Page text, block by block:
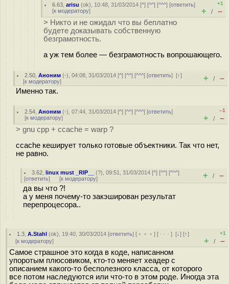
6.63 ,arisu (ok), 10:48, 31/03/2014 [^] [^^] [^^^] [ответить]
[к модератору]
+1
+ / –
> Никто и не ожидал что вы беплатно
будете доказывать собственную
безграмотность.
а уж тем более — безграмотность вопрошающего.
2.50 ,Аноним (-), 04:08, 31/03/2014 [^] [^^] [^^^] [ответить][↑]
[к модератору] + / –
Именно так.
2.54 ,Аноним (-), 07:44, 31/03/2014 [^] [^^] [^^^] [ответить]
[к модератору]
–1
+ / –
> gnu cpp + ccache = warp ?
ccache кеширует только готовые объектники. Так что нет,
не равно.
3.62 ,linux must _RIP__ (?), 09:51, 31/03/2014 [^] [^^] [^^^]
[ответить] [к модератору] + / –
да вы что ?!
а у меня почему-то закэширован результат
перепроцесора..
1.3 ,A.Stahl (ok), 19:40, 30/03/2014 [ответить] [ ﹢﹢﹢] [ · · ·][↓] [↑]
[к модератору]
+1
+ / –
Самое страшное это когда в коде, написанном
упоротым плюсовиком, кто-то меняет хеадер с
описанием какого-то бесполезного класса, от которого
все потом наследуются или что-то в этом роде. Иногда эта